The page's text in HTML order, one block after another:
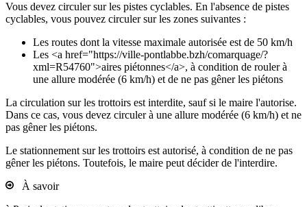
Vous devez circuler sur les pistes cyclables. En l'absence de pistes
cyclables, vous pouvez circuler sur les zones suivantes :
Les routes dont la vitesse maximale autorisée est de 50 km/h
Les <a href="https://ville-pontlabbe.bzh/comarquage/?
xml=R54760">aires piétonnes</a>, à condition de rouler à
une allure modérée (6 km/h) et de ne pas gêner les piétons
La circulation sur les trottoirs est interdite, sauf si le maire l'autorise.
Dans ce cas, vous devez circuler à une allure modérée (6 km/h) et ne
pas gêner les piétons.
Le stationnement sur les trottoirs est autorisé, à condition de ne pas
gêner les piétons. Toutefois, le maire peut décider de l'interdire.
À savoir